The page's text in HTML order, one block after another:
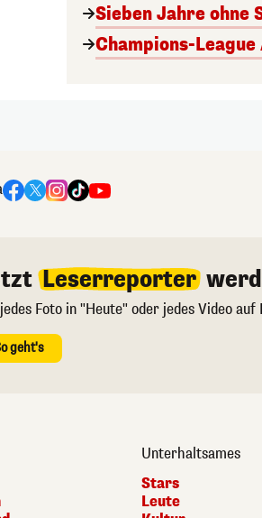
Sieben Jahre ohne
Champions-
Leserreporter
Foto in "Heute" oder jedes Video
geht's
Unterhaltsames
Stars
Leute